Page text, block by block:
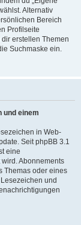
Alternativ
Bereich
Profilseite
erstellen Themen
Suchmaske ein.
und einem
in Web-
Seit phpBB 3.1
eine
Abonnements
Themas oder eines
und